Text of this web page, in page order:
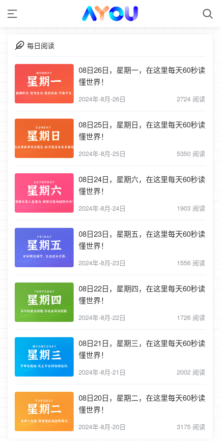
每日阅读
08日26日，星期一，在这里每天60秒读
懂世界！
2024年-8月-26日 2724 阅读
08日25日，星期日，在这里每天60秒读
懂世界！
2024年-8月-25日 5350 阅读
08日24日，星期六，在这里每天60秒读
懂世界！
2024年-8月-24日 1903 阅读
08日23日，星期五，在这里每天60秒读
懂世界！
2024年-8月-23日 1556 阅读
08日22日，星期四，在这里每天60秒读
懂世界！
2024年-8月-22日 1726 阅读
08日21日，星期三，在这里每天60秒读
懂世界！
2024年-8月-21日 2002 阅读
08日20日，星期二，在这里每天60秒读
懂世界！
2024年-8月-20日 3175 阅读